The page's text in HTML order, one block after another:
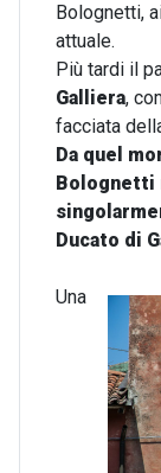
Bolognetti,
attuale.
Più tardi il
Galliera,
facciata
Da quel
Bolognetti
Ducato di
Una